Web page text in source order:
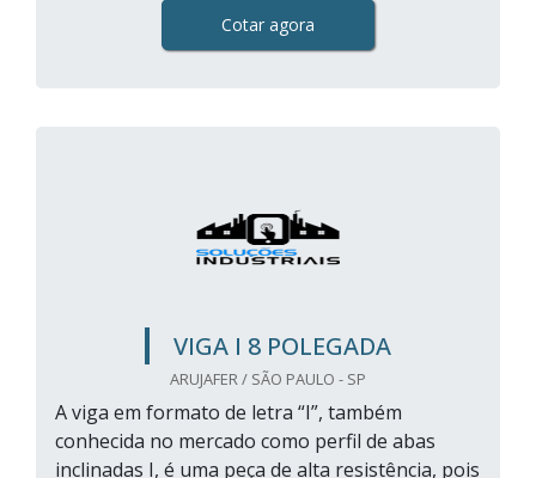
Cotar agora
VIGA I 8 POLEGADA
ARUJAFER / SÃO PAULO - SP
A viga em formato de letra “I”, também
conhecida no mercado como perfil de abas
inclinadas I, é uma peça de alta resistência, pois